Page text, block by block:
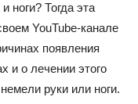
ноги? Тогда эта
YouTube-канале
появления
и о лечении этого
руки или ноги.